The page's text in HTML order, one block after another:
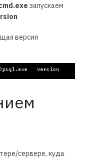
exe запускаем
версия
сервере, куда